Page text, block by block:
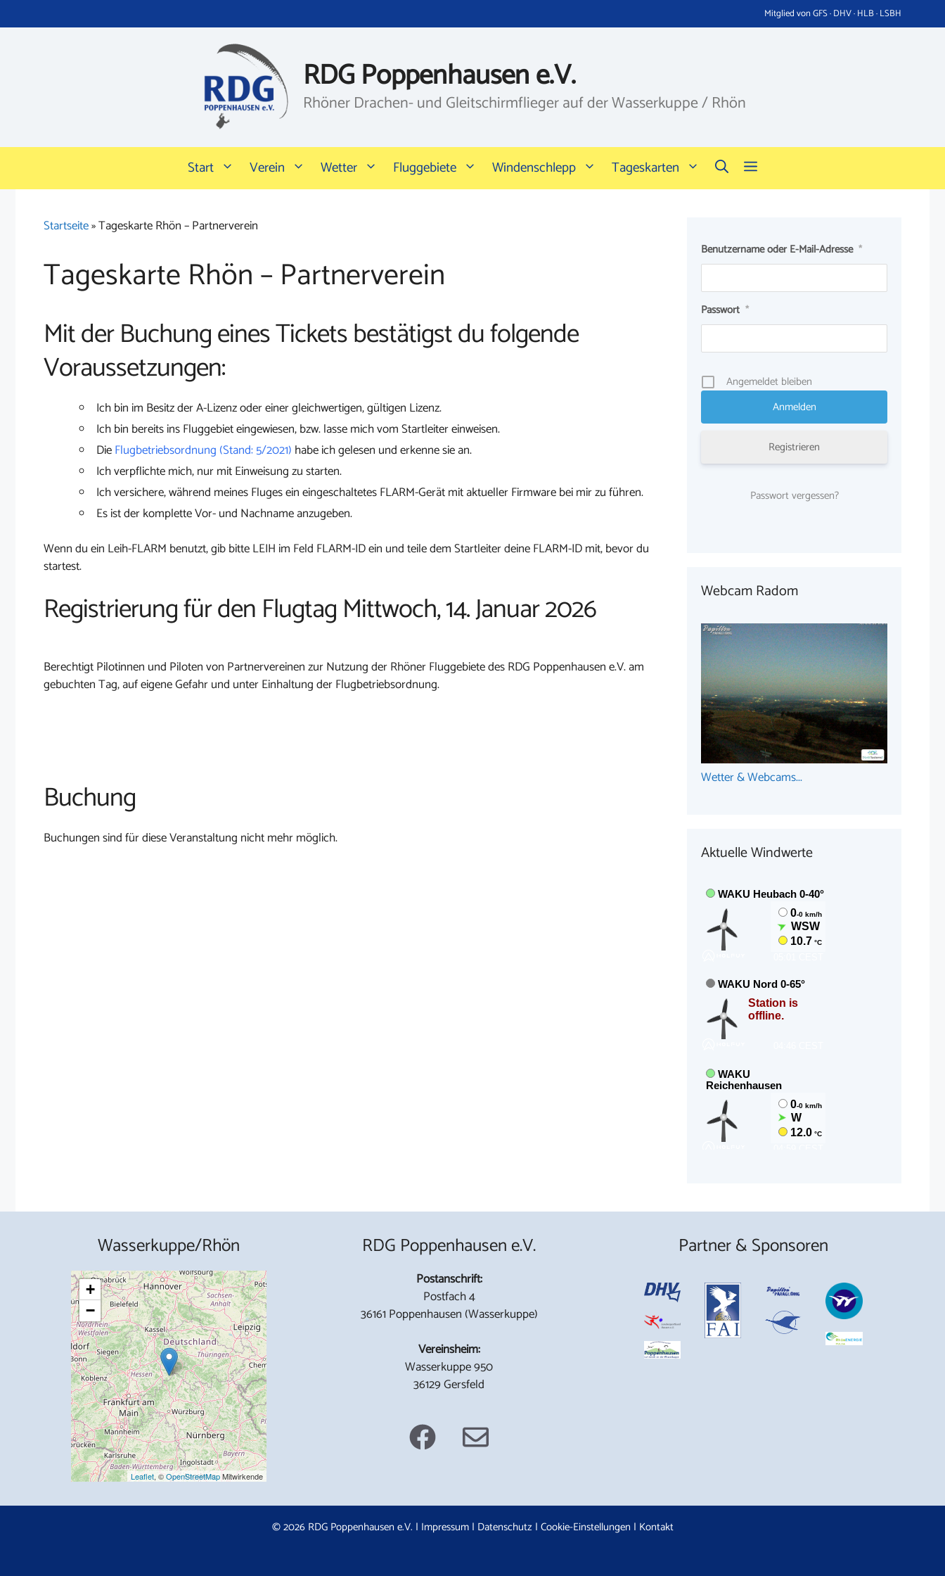
Inhalt
Mitglied von GFS · DHV · HLB · LSBH
RDG Poppenhausen e.V.
Rhöner Drachen- und Gleitschirmflieger auf der Wasserkuppe / Rhön
Start Verein Wetter Fluggebiete Windenschlepp Tageskarten
Startseite»Tageskarte Rhön – Partnerverein
Tageskarte Rhön – Partnerverein
Mit der Buchung eines Tickets bestätigst du folgende
Voraussetzungen:
Ich bin im Besitz der A-Lizenz oder einer gleichwertigen, gültigen Lizenz.
Ich bin bereits ins Fluggebiet eingewiesen, bzw. lasse mich vom Startleiter einweisen.
DieFlugbetriebsordnung (Stand: 5/2021) habe ich gelesen und erkenne sie an.
Ich verpflichte mich, nur mit Einweisung zu starten.
Ich versichere, während meines Fluges ein eingeschaltetes FLARM-Gerät mit aktueller Firmware bei mir zu führen.
Es ist der komplette Vor- und Nachname anzugeben.
Wenn du ein Leih-FLARM benutzt, gib bitte LEIH im Feld FLARM-ID ein und teile dem Startleiter deine FLARM-ID mit, bevor du
startest.
Registrierung für den Flugtag Mittwoch, 14. Januar 2026
Berechtigt Pilotinnen und Piloten von Partnervereinen zur Nutzung der Rhöner Fluggebiete des RDG Poppenhausen e.V. am
gebuchten Tag, auf eigene Gefahr und unter Einhaltung der Flugbetriebsordnung.
Buchung
Buchungen sind für diese Veranstaltung nicht mehr möglich.
Benutzername oder E-Mail-Adresse *
Passwort *
Angemeldet bleiben
Registrieren
Passwort vergessen?
Webcam Radom
Wetter & Webcams...
Aktuelle Windwerte
Wasserkuppe/Rhön
+
−
Leaflet, ©OpenStreetMapMitwirkende
RDG Poppenhausen e.V.
Postanschrift:
Postfach 4
36161 Poppenhausen (Wasserkuppe)
Vereinsheim:
Wasserkuppe 950
36129 Gersfeld
Partner & Sponsoren
© 2026 RDG Poppenhausen e.V. | Impressum| Datenschutz | Cookie-Einstellungen | Kontakt